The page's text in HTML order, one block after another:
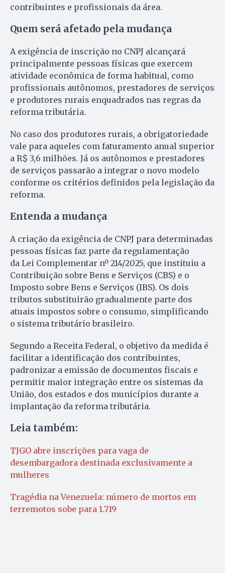
contribuintes e profissionais da área.
Quem será afetado pela mudança
A exigência de inscrição no CNPJ alcançará
principalmente pessoas físicas que exercem
atividade econômica de forma habitual, como
profissionais autônomos, prestadores de serviços
e produtores rurais enquadrados nas regras da
reforma tributária.
No caso dos produtores rurais, a obrigatoriedade
vale para aqueles com faturamento anual superior
a R$ 3,6 milhões. Já os autônomos e prestadores
de serviços passarão a integrar o novo modelo
conforme os critérios definidos pela legislação da
reforma.
Entenda a mudança
A criação da exigência de CNPJ para determinadas
pessoas físicas faz parte da regulamentação
da Lei Complementar nº 214/2025, que instituiu a
Contribuição sobre Bens e Serviços (CBS) e o
Imposto sobre Bens e Serviços (IBS). Os dois
tributos substituirão gradualmente parte dos
atuais impostos sobre o consumo, simplificando
o sistema tributário brasileiro.
Segundo a Receita Federal, o objetivo da medida é
facilitar a identificação dos contribuintes,
padronizar a emissão de documentos fiscais e
permitir maior integração entre os sistemas da
União, dos estados e dos municípios durante a
implantação da reforma tributária.
Leia também:
TJGO abre inscrições para vaga de
desembargadora destinada exclusivamente a
mulheres
Tragédia na Venezuela: número de mortos em
terremotos sobe para 1.719